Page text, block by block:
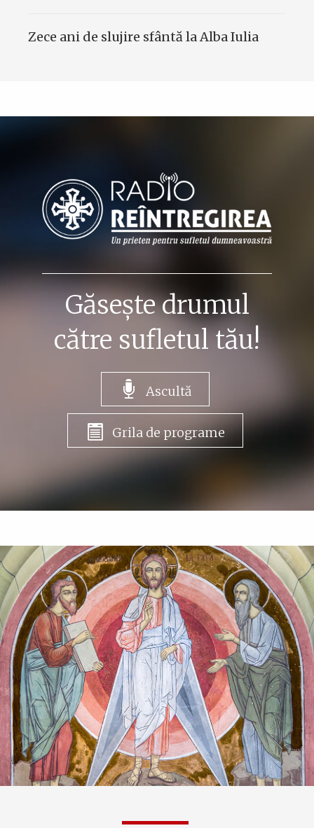
Zece ani de slujire sfântă la Alba Iulia
Găsește drumul
către sufletul tău!
Ascultă
Grila de programe